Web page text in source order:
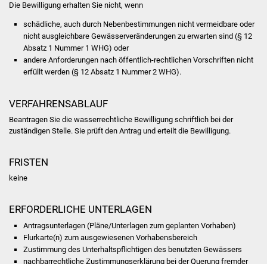
Was erledige ich wo
Lebenslagen
Bürgerinfos
Kindergärten
Kolping-Musikschule
Die Bewilligung erhalten Sie nicht, wenn
schädliche, auch durch Nebenbestimmungen nicht vermeidbare oder
nicht ausgleichbare Gewässerveränderungen zu erwarten sind (§ 12
Absatz 1 Nummer 1 WHG) oder
andere Anforderungen nach öffentlich-rechtlichen Vorschriften nicht
erfüllt werden (§ 12 Absatz 1 Nummer 2 WHG).
VERFAHRENSABLAUF
Beantragen Sie die wasserrechtliche Bewilligungschriftlich bei der
zuständigen Stelle. Sie prüft den Antrag und erteilt die Bewilligung.
FRISTEN
keine
ERFORDERLICHE UNTERLAGEN
Antragsunterlagen (Pläne/Unterlagen zum geplanten Vorhaben)
Flurkarte(n) zum ausgewiesenen Vorhabensbereich
Zustimmung des Unterhaltspflichtigen des benutzten Gewässers
nachbarrechtliche Zustimmungserklärung bei der Querung fremder